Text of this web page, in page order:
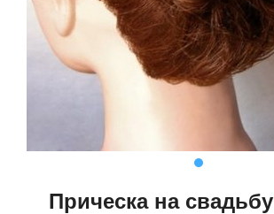
Прическа на свадьбу